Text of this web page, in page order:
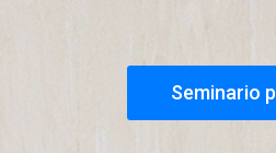
Seminario